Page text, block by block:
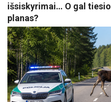
išsiskyrimai… O gal
planas?